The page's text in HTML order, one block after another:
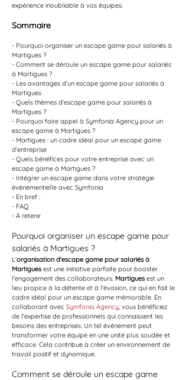
expérience inoubliable à vos équipes.
Sommaire
- Pourquoi organiser un escape game pour salariés à
Martigues ?
- Comment se déroule un escape game pour salariés
à Martigues ?
- Les avantages d'un escape game pour salariés à
Martigues
- Quels thèmes d'escape game pour salariés à
Martigues ?
- Pourquoi faire appel à Symfonia Agency pour un
escape game à Martigues ?
- Martigues : un cadre idéal pour un escape game
d’entreprise
- Quels bénéfices pour votre entreprise avec un
escape game à Martigues ?
- Intégrer un escape game dans votre stratégie
événementielle avec Symfonia
- En bref :
- FAQ
- À retenir
Pourquoi organiser un escape game pour
salariés à Martigues ?
L'organisation d'escape game pour salariés à
Martigues est une initiative parfaite pour booster
l'engagement des collaborateurs. Martigues est un
lieu propice à la détente et à l'évasion, ce qui en fait le
cadre idéal pour un escape game mémorable. En
collaborant avec Symfonia Agency, vous bénéficiez
de l'expertise de professionnels qui connaissent les
besoins des entreprises. Un tel événement peut
transformer votre équipe en une unité plus soudée et
efficace. Cela contribue à créer un environnement de
travail positif et dynamique.
Comment se déroule un escape game